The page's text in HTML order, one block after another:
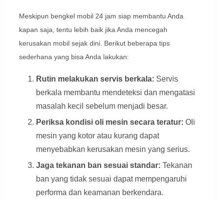
Meskipun bengkel mobil 24 jam siap membantu Anda
kapan saja, tentu lebih baik jika Anda mencegah
kerusakan mobil sejak dini. Berikut beberapa tips
sederhana yang bisa Anda lakukan:
Rutin melakukan servis berkala: Servis
berkala membantu mendeteksi dan mengatasi
masalah kecil sebelum menjadi besar.
Periksa kondisi oli mesin secara teratur: Oli
mesin yang kotor atau kurang dapat
menyebabkan kerusakan mesin yang serius.
Jaga tekanan ban sesuai standar: Tekanan
ban yang tidak sesuai dapat mempengaruhi
performa dan keamanan berkendara.